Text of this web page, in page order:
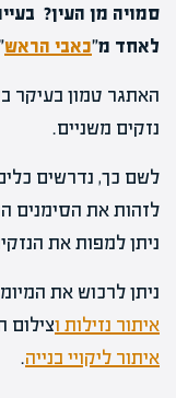
סמויה מן העין?
לאחד מ"כאבי הראש
האתגר טמון בעיקר
נזקים משניים.
לשם כך, נדרשים
לזהות את הסימנים
ניתן למפות את
ניתן לרכוש את
איתור נזילות וצילום
איתור ליקויי בנייה.